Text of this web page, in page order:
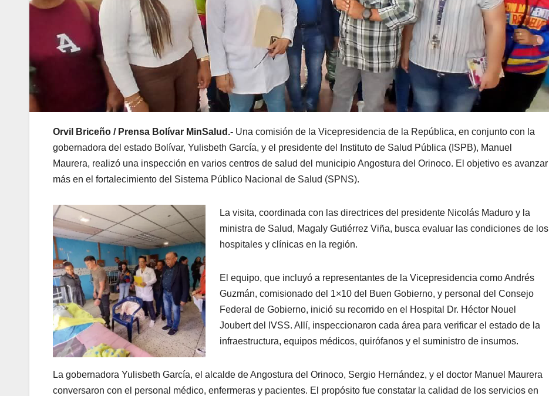
Orvil Briceño / Prensa Bolívar MinSalud.- Una comisión de la Vicepresidencia de la República, en conjunto con la
gobernadora del estado Bolívar, Yulisbeth García, y el presidente del Instituto de Salud Pública (ISPB), Manuel
Maurera, realizó una inspección en varios centros de salud del municipio Angostura del Orinoco. El objetivo es avanzar
más en el fortalecimiento del Sistema Público Nacional de Salud (SPNS).
La visita, coordinada con las directrices del presidente Nicolás Maduro y la
ministra de Salud, Magaly Gutiérrez Viña, busca evaluar las condiciones de los
hospitales y clínicas en la región.
El equipo, que incluyó a representantes de la Vicepresidencia como Andrés
Guzmán, comisionado del 1×10 del Buen Gobierno, y personal del Consejo
Federal de Gobierno, inició su recorrido en el Hospital Dr. Héctor Nouel
Joubert del IVSS. Allí, inspeccionaron cada área para verificar el estado de la
infraestructura, equipos médicos, quirófanos y el suministro de insumos.
La gobernadora Yulisbeth García, el alcalde de Angostura del Orinoco, Sergio Hernández, y el doctor Manuel Maurera
conversaron con el personal médico, enfermeras y pacientes. El propósito fue constatar la calidad de los servicios en